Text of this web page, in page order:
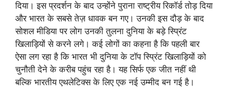
दिया। इस प्रदर्शन के बाद उन्होंने पुराना राष्ट्रीय रिकॉर्ड तोड़ दिया
और भारत के सबसे तेज़ धावक बन गए। उनकी इस दौड़ के बाद
सोशल मीडिया पर लोग उनकी तुलना दुनिया के बड़े स्प्रिंट
खिलाड़ियों से करने लगे। कई लोगों का कहना है कि पहली बार
ऐसा लग रहा है कि भारत भी दुनिया के टॉप स्प्रिंट खिलाड़ियों को
चुनौती देने के करीब पहुंच रहा है। यह सिर्फ एक जीत नहीं थी
बल्कि भारतीय एथलेटिक्स के लिए एक नई उम्मीद बन गई है।